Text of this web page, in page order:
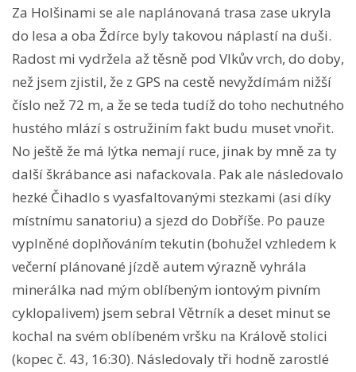
Za Holšinami se ale naplánovaná trasa zase ukryla
do lesa a oba Ždírce byly takovou náplastí na duši.
Radost mi vydržela až těsně pod Vlkův vrch, do doby,
než jsem zjistil, že z GPS na cestě nevyždímám nižší
číslo než 72 m, a že se teda tudíž do toho nechutného
hustého mlází s ostružiním fakt budu muset vnořit.
No ještě že má lýtka nemají ruce, jinak by mně za ty
další škrábance asi nafackovala. Pak ale následovalo
hezké Čihadlo s vyasfaltovanými stezkami (asi díky
místnímu sanatoriu) a sjezd do Dobříše. Po pauze
vyplněné doplňováním tekutin (bohužel vzhledem k
večerní plánované jízdě autem výrazně vyhrála
minerálka nad mým oblíbeným iontovým pivním
cyklopalivem) jsem sebral Větrník a deset minut se
kochal na svém oblíbeném vršku na Králově stolici
(kopec č. 43, 16:30). Následovaly tři hodně zarostlé